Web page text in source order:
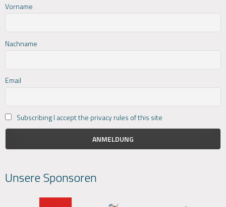
Vorname
Nachname
Email
Subscribing I accept the privacy rules of this site
Unsere Sponsoren